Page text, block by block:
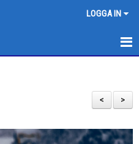
LOGGA IN
>
<